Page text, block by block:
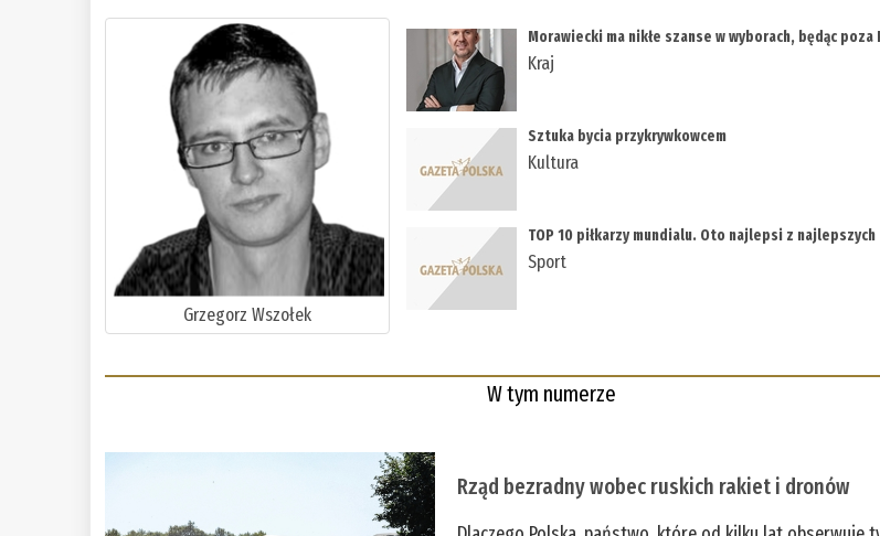
Grzegorz Wszołek
Morawiecki ma nikłe szanse w wyborach, będąc poza
Kraj
Sztuka bycia przykrywkowcem
Kultura
TOP 10 piłkarzy mundialu. Oto najlepsi z najlepszych
Sport
W tym numerze
Rząd bezradny wobec ruskich rakiet i dronów